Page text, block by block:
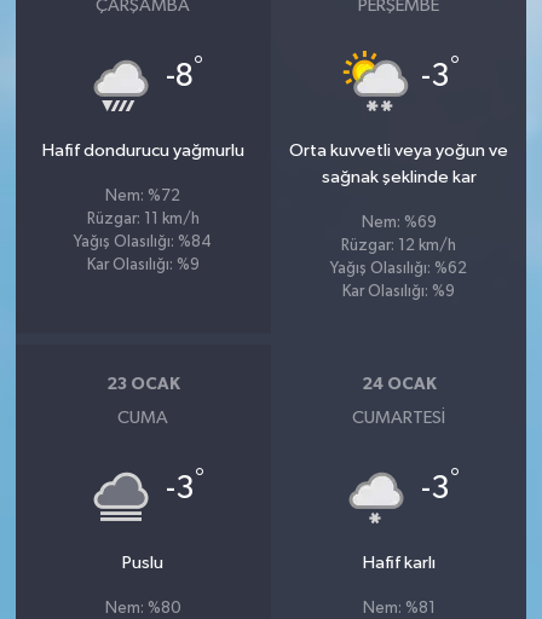
ÇARŞAMBA
-8°
Hafif dondurucu yağmurlu
Nem: %72
Rüzgar: 11 km/h
Yağış Olasılığı: %84
Kar Olasılığı: %9
PERŞEMBE
-3°
Orta kuvvetli veya yoğun ve
sağnak şeklinde kar
Nem: %69
Rüzgar: 12 km/h
Yağış Olasılığı: %62
Kar Olasılığı: %9
23 OCAK
CUMA
-3°
Puslu
Nem: %80
24 OCAK
CUMARTESI
-3°
Hafif karlı
Nem: %81